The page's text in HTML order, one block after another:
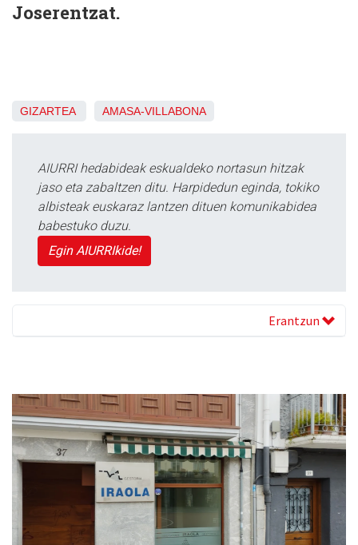
Joserentzat.
GIZARTEA AMASA-VILLABONA
AIURRI hedabideak eskualdeko nortasun hitzak
jaso eta zabaltzen ditu. Harpidedun eginda, tokiko
albisteak euskaraz lantzen dituen komunikabidea
babestuko duzu.
Egin AIURRIkide!
Erantzun